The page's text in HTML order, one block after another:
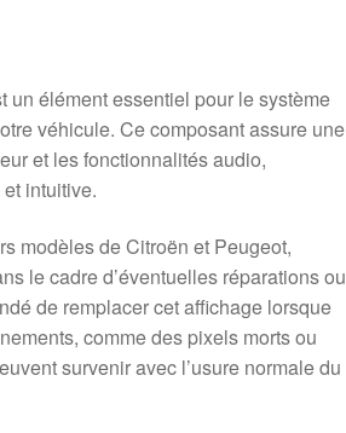
un élément essentiel pour le système
véhicule. Ce composant assure une
et les fonctionnalités audio,
intuitive.
modèles de Citroën et Peugeot,
le cadre d’éventuelles réparations ou
de remplacer cet affichage lorsque
comme des pixels morts ou
survenir avec l’usure normale du